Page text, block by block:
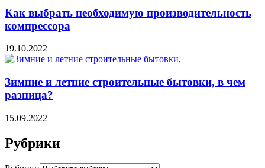
Как выбрать необходимую производительность
компрессора
19.10.2022
Зимние и летние строительные бытовки, в чем
разница?
15.09.2022
Рубрики